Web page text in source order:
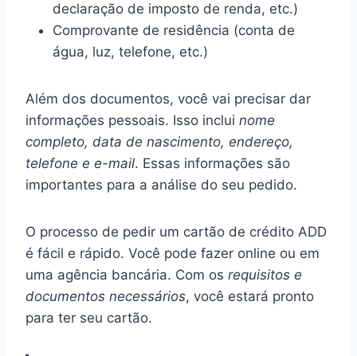
declaração de imposto de renda, etc.)
Comprovante de residência (conta de
água, luz, telefone, etc.)
Além dos documentos, você vai precisar dar
informações pessoais. Isso inclui nome
completo, data de nascimento, endereço,
telefone e e-mail. Essas informações são
importantes para a análise do seu pedido.
O processo de pedir um cartão de crédito ADD
é fácil e rápido. Você pode fazer online ou em
uma agência bancária. Com os requisitos e
documentos necessários, você estará pronto
para ter seu cartão.